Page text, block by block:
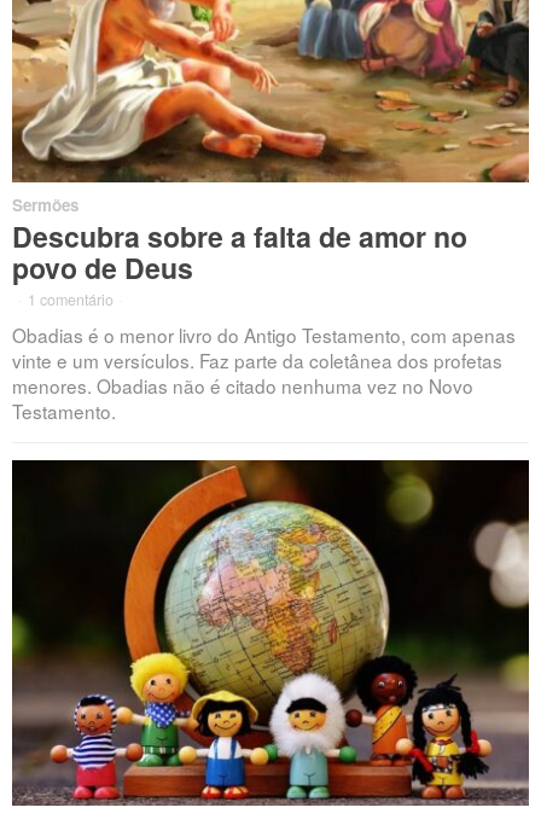
Sermões
Descubra sobre a falta de amor no
povo de Deus
1 comentário
Obadias é o menor livro do Antigo Testamento, com apenas
vinte e um versículos. Faz parte da coletânea dos profetas
menores. Obadias não é citado nenhuma vez no Novo
Testamento.